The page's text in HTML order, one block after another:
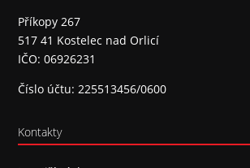
Příkopy 267
517 41 Kostelec nad Orlicí
IČO: 06926231
Číslo účtu: 225513456/0600
Kontakty